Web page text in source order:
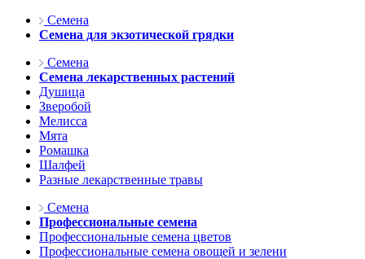
Семена
Семена для экзотической грядки
Семена
Семена лекарственных растений
Душица
Зверобой
Мелисса
Мята
Ромашка
Шалфей
Разные лекарственные травы
Семена
Профессиональные семена
Профессиональные семена цветов
Профессиональные семена овощей и зелени